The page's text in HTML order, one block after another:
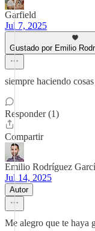
Garfield
Jul 7, 2025
Gustado por Emilio
siempre haciendo
Responder (1)
Compartir
Emilio Rodríguez
Jul 14, 2025
Autor
Me alegro que te haya